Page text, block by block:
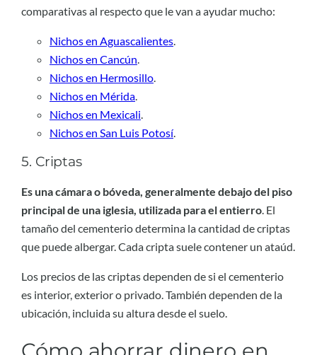
comparativas al respecto que le van a ayudar mucho:
Nichos en Aguascalientes.
Nichos en Cancún.
Nichos en Hermosillo.
Nichos en Mérida.
Nichos en Mexicali.
Nichos en San Luis Potosí.
5. Criptas
Es una cámara o bóveda, generalmente debajo del piso
principal de una iglesia, utilizada para el entierro. El
tamaño del cementerio determina la cantidad de criptas
que puede albergar. Cada cripta suele contener un ataúd.
Los precios de las criptas dependen de si el cementerio
es interior, exterior o privado. También dependen de la
ubicación, incluida su altura desde el suelo.